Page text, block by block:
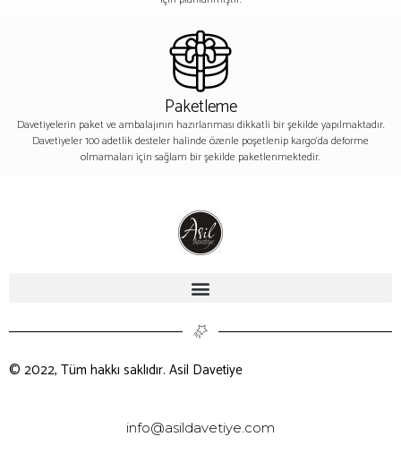
Paketleme
Davetiyelerin paket ve ambalajının hazırlanması dikkatli bir şekilde yapılmaktadır.
Davetiyeler 100 adetlik desteler halinde özenle poşetlenip kargo’da deforme
olmamaları için sağlam bir şekilde paketlenmektedir.
© 2022, Tüm hakkı saklıdır. Asil Davetiye
info@asildavetiye.com